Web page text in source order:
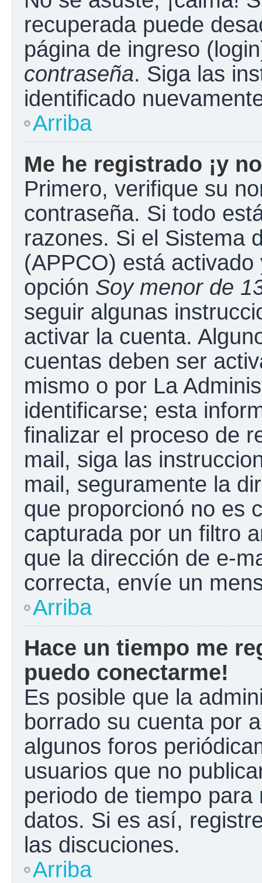
recuperada puede
página de ingreso
contraseña. Siga las
identificado
Arriba
Me he registrado ¡y
Primero, verifique su
contraseña. Si todo
razones. Si el Sistema
(APPCO) está
opción Soy menor de
seguir algunas
activar la cuenta.
cuentas deben ser
mismo o por La
identificarse; esta
finalizar el proceso de
mail, siga las
mail, seguramente la
que proporcionó no es
capturada por un filtro
que la dirección de e-
correcta, envíe un
Arriba
Hace un tiempo me
puedo conectarme!
Es posible que la
borrado su cuenta por
algunos foros
usuarios que no
periodo de tiempo
datos. Si es así,
las discuciones.
Arriba